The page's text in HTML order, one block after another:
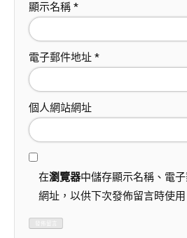
顯示名稱 *
電子郵件地址 *
個人網站網址
在瀏覽器中儲存顯示名稱、電
網址，以供下次發佈留言時使用